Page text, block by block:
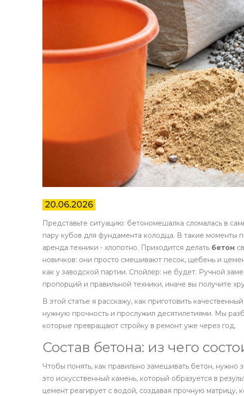
20.06.2026
Представьте ситуацию: бетономешалка сломалась в
пару кубов для фундамента колодца. В такие моменты
аренда техники - хлопотно. Приходится делать бетон
новичков: они просто смешивают песок, щебень и
как у заводской партии. Спойлер: не будет. Ручной
пропорций и правильной техники, иначе вы получите
В этой статье я расскажу, как приготовить
нужную прочность и прослужил десятилетиями. Мы
которые превращают стройку в ремонт уже через год.
Состав бетона: из чего
Чтобы понять, как правильно замешивать бетон, нужно
это искусственный камень, который образуется в
цемент реагирует с водой, создавая прочную матрицу,